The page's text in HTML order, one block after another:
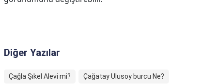
Diğer Yazılar
Çağla Şıkel Alevi mi? Çağatay Ulusoy burcu Ne?